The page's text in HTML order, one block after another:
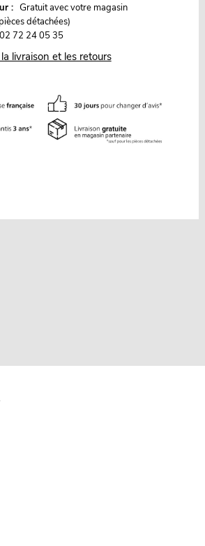
: Gratuit avec votre magasin
détachées)
02 72 24 05 35
livraison et les retours